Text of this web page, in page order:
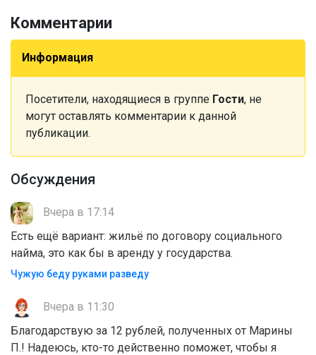
Комментарии
Информация
Посетители, находящиеся в группе Гости, не
могут оставлять комментарии к данной
публикации.
Обсуждения
Вчера в 17:14
Есть ещё вариант: жильё по договору социального
найма, это как бы в аренду у государства.
Чужую беду руками разведу
Вчера в 11:30
Благодарствую за 12 рублей, полученных от Марины
П.! Надеюсь, кто-то действенно поможет, чтобы я